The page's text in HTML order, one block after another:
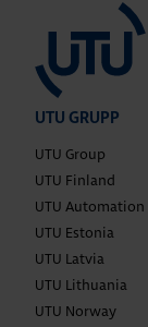
UTU GRUPP
UTU Group
UTU Finland
UTU Automation
UTU Estonia
UTU Latvia
UTU Lithuania
UTU Norway